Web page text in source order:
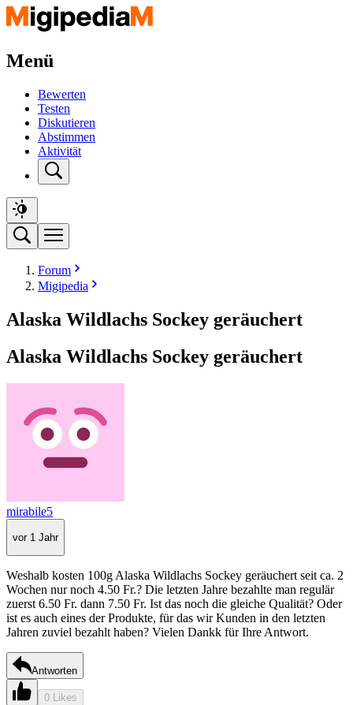
Menü
Bewerten
Testen
Diskutieren
Abstimmen
Aktivität
Forum
Migipedia
Alaska Wildlachs Sockey geräuchert
Alaska Wildlachs Sockey geräuchert
mirabile5
vor 1 Jahr
Weshalb kosten 100g Alaska Wildlachs Sockey geräuchert seit ca. 2
Wochen nur noch 4.50 Fr.? Die letzten Jahre bezahlte man regulär
zuerst 6.50 Fr. dann 7.50 Fr. Ist das noch die gleiche Qualität? Oder
ist es auch eines der Produkte, für das wir Kunden in den letzten
Jahren zuviel bezahlt haben? Vielen Dankk für Ihre Antwort.
Antworten
0 Likes